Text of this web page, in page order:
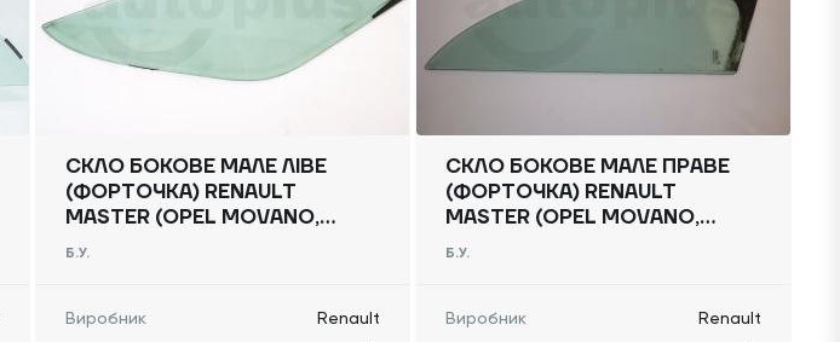
СКЛО БОКОВЕ МАЛЕ ЛІВЕ
(ФОРТОЧКА) RENAULT
MASTER (OPEL MOVANO,
NISSAN NV400) 2010 -,
Б.У.
Виробник
Renault
СКЛО БОКОВЕ МАЛЕ ПРАВЕ
(ФОРТОЧКА) RENAULT
MASTER (OPEL MOVANO,
NISSAN NV400) 2010 -,
Б.У.
Виробник
Renault